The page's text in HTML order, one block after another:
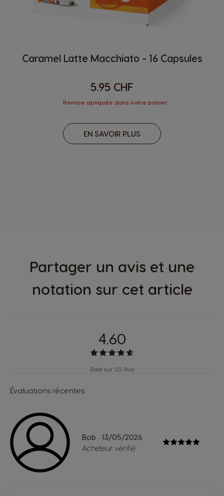
Caramel Latte Macchiato - 16 Capsules
5.95 CHF
Remise apliquée dans votre panier
EN SAVOIR PLUS
Partager un avis et une
notation sur cet article
4.60
Basé sur 122 Avis
Évaluations récentes
Bob - 13/05/2026
Acheteur vérifié